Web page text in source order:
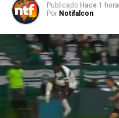
Publicado Hace 1 hora
Por Notifalcon